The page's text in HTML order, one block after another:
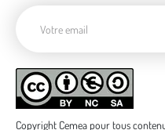
Copyright Cemea pour tous